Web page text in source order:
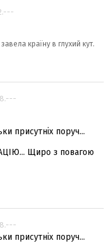
країну в глухий кут.
присутніх поруч...
Щиро з повагою
присутніх поруч...